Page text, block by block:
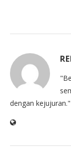
dengan kejujuran."